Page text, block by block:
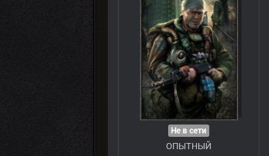
Не в сети
ОПЫТНЫЙ